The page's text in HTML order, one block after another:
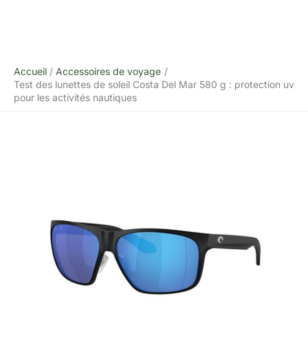
Accueil
Accessoires de voyage
Test des lunettes de soleil Costa Del Mar 580 g : protection uv
pour les activités nautiques